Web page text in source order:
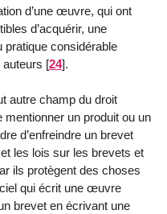
d’une œuvre, qui ont
d’acquérir, une
pratique considérable
[24].
autre champ du droit
mentionner un produit ou un
d’enfreindre un brevet
les lois sur les brevets et
ils protègent des choses
qui écrit une œuvre
brevet en écrivant une